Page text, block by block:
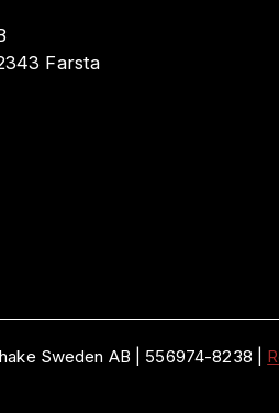
Farsta
Sweden AB 556974-8238